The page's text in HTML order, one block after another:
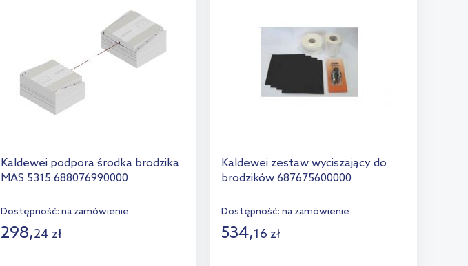
Kaldewei podpora środka brodzika
MAS 5315 688076990000
Dostępność: na zamówienie
298,24 zł
Kaldewei zestaw wyciszający do
brodzików 687675600000
Dostępność: na zamówienie
534,16 zł